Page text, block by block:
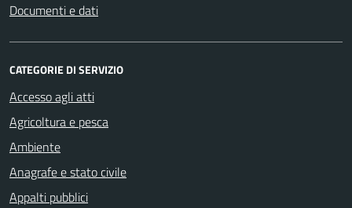
Documenti e dati
CATEGORIE DI SERVIZIO
Accesso agli atti
Agricoltura e pesca
Ambiente
Anagrafe e stato civile
Appalti pubblici